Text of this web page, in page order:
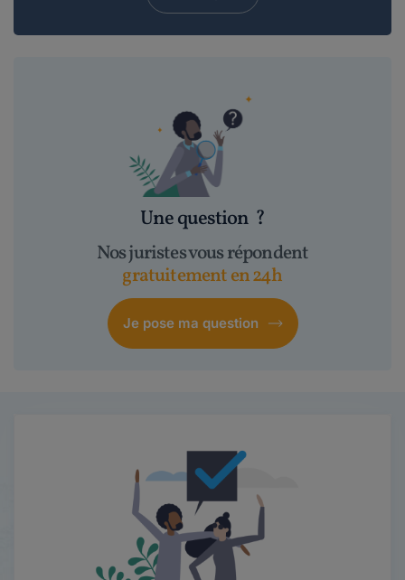
Une question ?
Nos juristes vous répondent
gratuitement en 24h
Je pose ma question